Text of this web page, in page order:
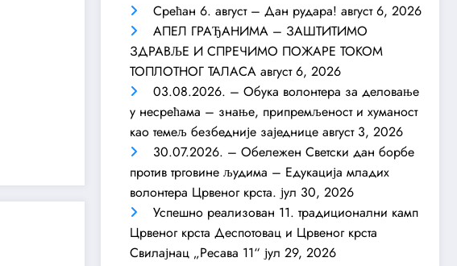
Срећан 6. август – Дан рудара! август 6, 2026
АПЕЛ ГРАЂАНИМА – ЗАШТИТИМО
ЗДРАВЉЕ И СПРЕЧИМО ПОЖАРЕ ТОКОМ
ТОПЛОТНОГ ТАЛАСА август 6, 2026
03.08.2026. – Обука волонтера за деловање
у несрећама – знање, припремљеност и хуманост
као темељ безбедније заједнице август 3, 2026
30.07.2026. – Обележен Светски дан борбе
против трговине људима – Едукација младих
волонтера Црвеног крста. јул 30, 2026
Успешно реализован 11. традиционални камп
Црвеног крста Деспотовац и Црвеног крста
Свилајнац „Ресава 11“ јул 29, 2026